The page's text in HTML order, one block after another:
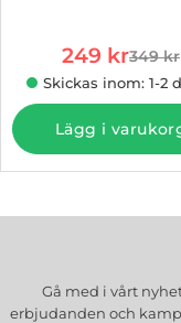
rea pris
249 kr349 kr
Skickas inom: 1-2
Lägg i
Gå med i vårt
erbjudanden och